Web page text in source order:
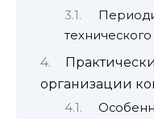
организации